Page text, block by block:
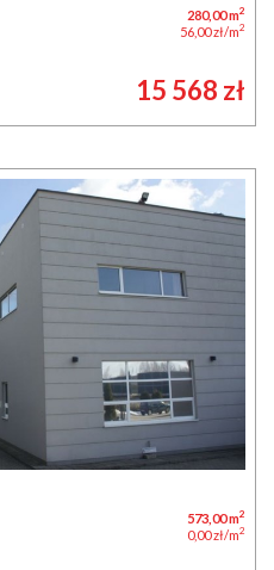
280,00 m2
56,00 zł/m2
15 568 zł
573,00 m2
0,00 zł/m2